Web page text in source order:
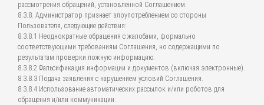
рассмотрения обращений, установленной Соглашением.
8.3.8. Администратор признает злоупотреблением со стороны
Пользователя, следующие действия:
8.3.8.1 Неоднократные обращения с жалобами, формально
соответствующими требованиям Соглашения, но содержащими по
результатам проверки ложную информацию.
8.3.8.2 Фальсификация информации и документов (включая электронные).
8.3.8.3 Подача заявления с нарушением условий Соглашения.
8.3.8.4 Использование автоматических рассылок и/или роботов для
обращения и/или коммуникации.